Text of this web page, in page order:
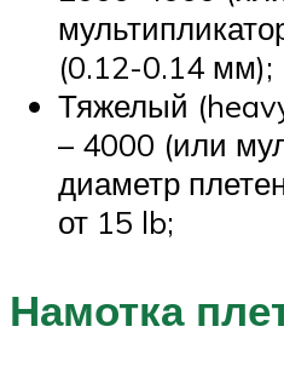
(0.12-0.14 мм);
Тяжелый
– 4000 (или
диаметр
от 15 lb;
Намотка